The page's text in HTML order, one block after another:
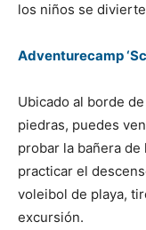
los niños se
Adventurecamp
Ubicado al borde
piedras, puedes
probar la bañera
practicar el
voleibol de playa,
excursión.